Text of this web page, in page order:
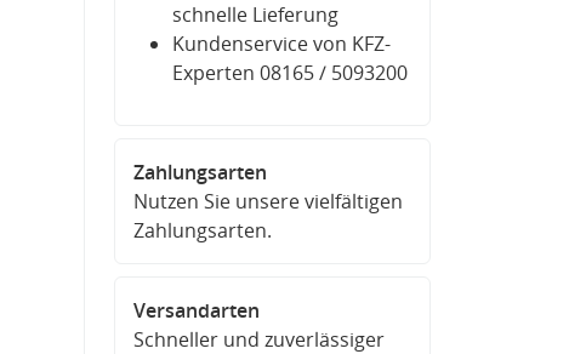
schnelle Lieferung
Kundenservice von KFZ-
Experten 08165 / 5093200
Zahlungsarten
Nutzen Sie unsere vielfältigen
Zahlungsarten.
Versandarten
Schneller und zuverlässiger